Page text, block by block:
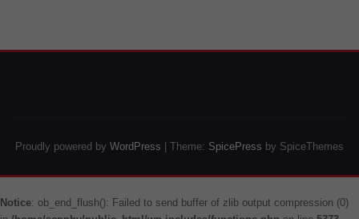
Proudly powered by WordPress | Theme: SpicePress by SpiceThemes
Notice: ob_end_flush(): Failed to send buffer of zlib output compression (0)